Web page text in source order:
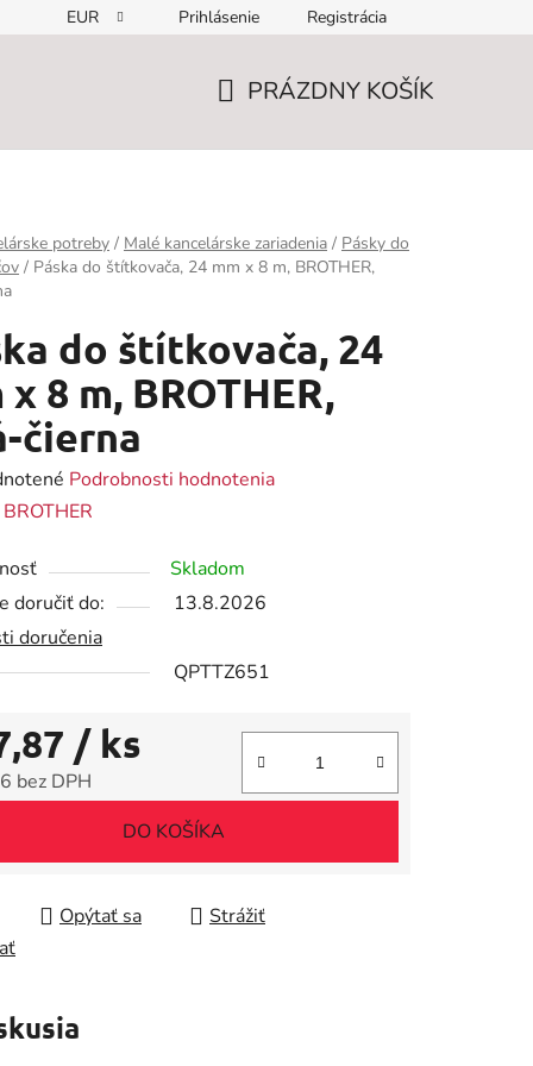
EUR Prihlásenie Registrácia
PRÁZDNY KOŠÍK
potreby / Malé kancelárske zariadenia / Pásky do
/ Páska do štítkovača, 24 mm x 8 m, BROTHER,
do štítkovača, 24
x 8 m, BROTHER,
čierna
Podrobnosti hodnotenia
BROTHER
Skladom
doručiť do:
13.8.2026
doručenia
QPTTZ651
/ ks
bez DPH
DO KOŠÍKA
Opýtať sa
Strážiť